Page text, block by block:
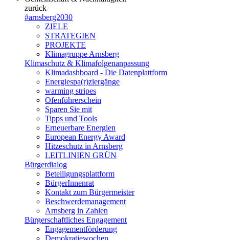
zurück
#arnsberg2030
ZIELE
STRATEGIEN
PROJEKTE
Klimagruppe Arnsberg
Klimaschutz & Klimafolgenanpassung
Klimadashboard - Die Datenplattform
Energiespa(r)ziergänge
warming stripes
Ofenführerschein
Sparen Sie mit
Tipps und Tools
Erneuerbare Energien
European Energy Award
Hitzeschutz in Arnsberg
LEITLINIEN GRÜN
Bürgerdialog
Beteiligungsplattform
BürgerInnenrat
Kontakt zum Bürgermeister
Beschwerdemanagement
Arnsberg in Zahlen
Bürgerschaftliches Engagement
Engagementförderung
Demokratiewochen